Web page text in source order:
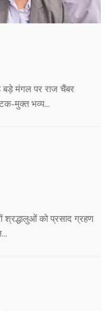
मंगल पर राज चैंबर
मुक्त भव्य...
को प्रसाद ग्रहण